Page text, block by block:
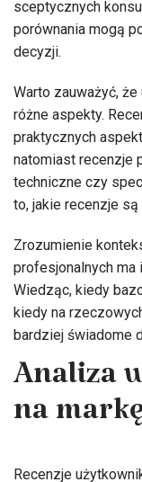
sceptycznych
porównania mogą
decyzji.
Warto zauważyć,
różne aspekty.
praktycznych
natomiast recenzje
techniczne czy
to, jakie recenzje
Zrozumienie
profesjonalnych ma
Wiedząc, kiedy
kiedy na
bardziej świadome
Analiza
na
Recenzje